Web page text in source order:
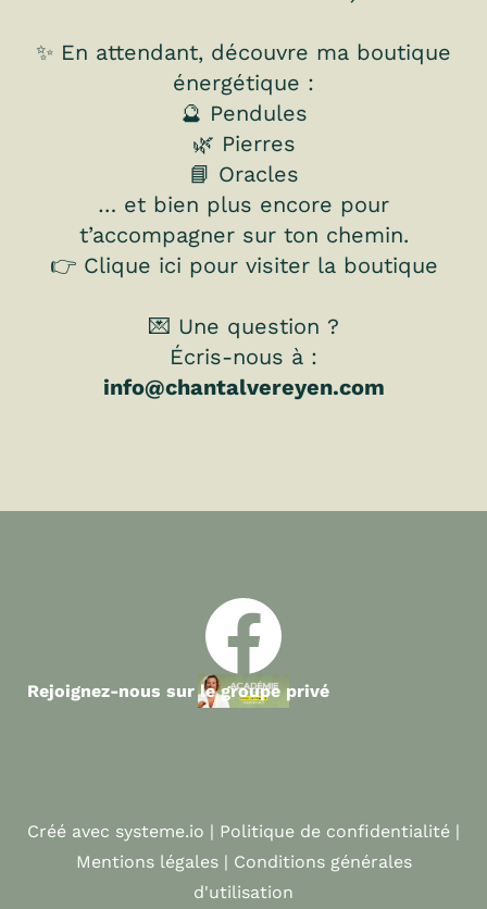
✨ En attendant, découvre ma boutique
énergétique :
🔮 Pendules
🌿 Pierres
📘 Oracles
… et bien plus encore pour
t’accompagner sur ton chemin.
👉 Clique ici pour visiter la boutique
💌 Une question ?
Écris-nous à :
info@chantalvereyen.com
Rejoignez-nous sur le groupe privé
Créé avec systeme.io | Politique de confidentialité |
Mentions légales | Conditions générales
d'utilisation